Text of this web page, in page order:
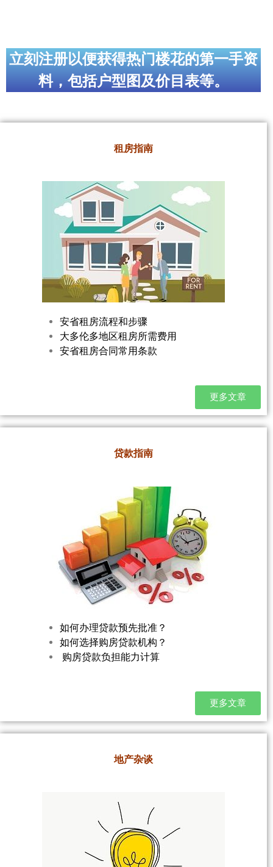
立刻注册以便获得热门楼花的第一手资
料，包括户型图及价目表等。
租房指南
安省租房流程和步骤
大多伦多地区租房所需费用
安省租房合同常用条款
更多文章
贷款指南
如何办理贷款预先批准？
如何选择购房贷款机构？
购房贷款负担能力计算
更多文章
地产杂谈